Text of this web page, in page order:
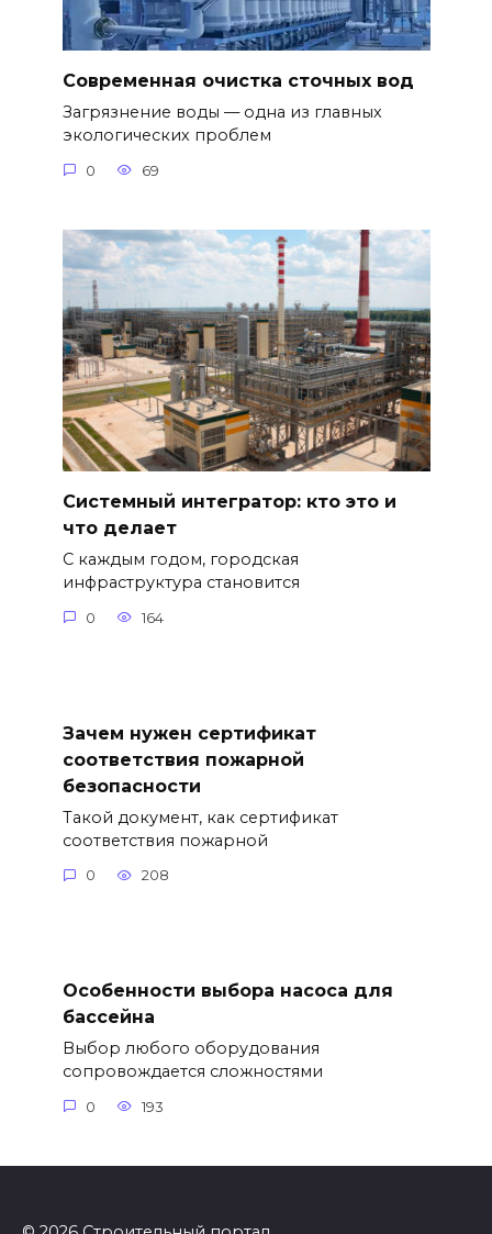
Современная очистка сточных вод
Загрязнение воды — одна из главных
экологических проблем
0 69
Системный интегратор: кто это и
что делает
С каждым годом, городская
инфраструктура становится
0 164
Зачем нужен сертификат
соответствия пожарной
безопасности
Такой документ, как сертификат
соответствия пожарной
0 208
Особенности выбора насоса для
бассейна
Выбор любого оборудования
сопровождается сложностями
0 193